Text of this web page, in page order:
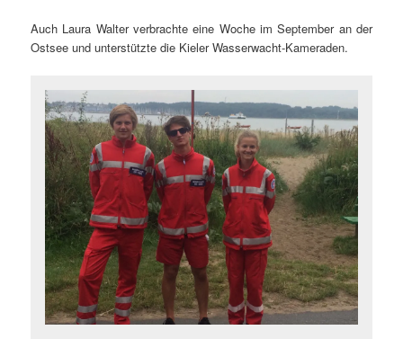
Auch Laura Walter verbrachte eine Woche im September an der
Ostsee und unterstützte die Kieler Wasserwacht-Kameraden.